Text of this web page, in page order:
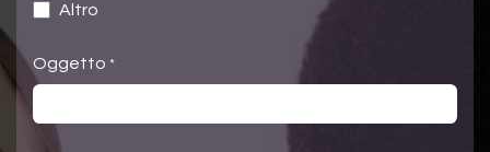
Altro
Oggetto *